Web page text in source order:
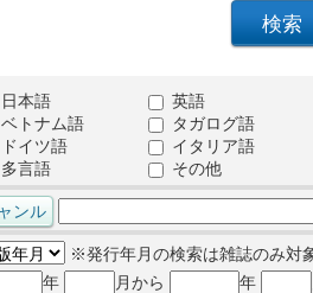
日本語
英語
ベトナム語
タガログ語
ドイツ語
イタリア語
多言語
その他
※発行年月の検索は雑誌のみ対
年
月から 年